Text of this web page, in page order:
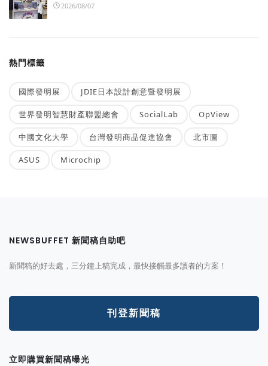
2026/08/07
熱門標籤
國際發明展 JDIE日本設計創意暨發明展
世界發明智慧財產聯盟總會 SocialLab OpView
中國文化大學 台灣發明商品促進協會 北市圖
ASUS Microchip
NEWSBUFFET 新聞稿自助吧
新聞稿的好去處，三分鐘上稿完成，最快接觸最多讀者的方案！
刊登新聞稿
立即購買新聞稿曝光